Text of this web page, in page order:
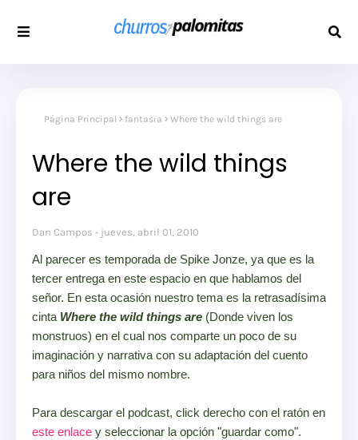
Página Principal fantasia Where the wild things are
Where the wild things
are
Dan Campos jueves, abril 01, 2010
Al parecer es temporada de Spike Jonze, ya que es la
tercer entrega en este espacio en que hablamos del
señor. En esta ocasión nuestro tema es la retrasadísima
cinta Where the wild things are (Donde viven los
monstruos) en el cual nos comparte un poco de su
imaginación y narrativa con su adaptación del cuento
para niños del mismo nombre.
Para descargar el podcast, click derecho con el ratón en
este enlace y seleccionar la opción "guardar como".